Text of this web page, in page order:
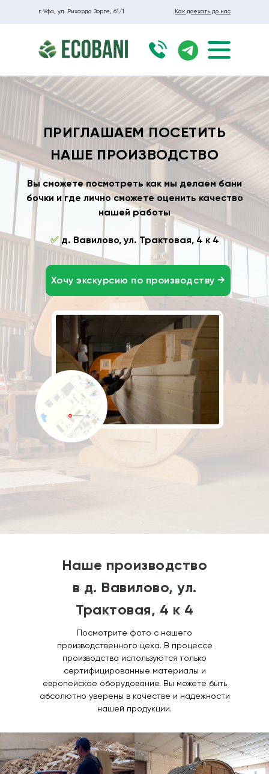
г. Уфа, ул. Рихарда Зорге, 61/1 Как доехать до нас
ПРИГЛАШАЕМ ПОСЕТИТЬ
НАШЕ ПРОИЗВОДСТВО
Хочу экскурсию по производству →
Вы сможете посмотреть как мы делаем бани
бочки и где лично сможете оценить качество
нашей работы
✅ д. Вавилово, ул. Трактовая, 4 к 4
Наше производство
в д. Вавилово, ул.
Трактовая, 4 к 4
Посмотрите фото с нашего
производственного цеха. В процессе
производства используются только
сертифицированные материалы и
европейское оборудование. Вы можете быть
абсолютно уверены в качестве и надежности
нашей продукции.
аксессуары,